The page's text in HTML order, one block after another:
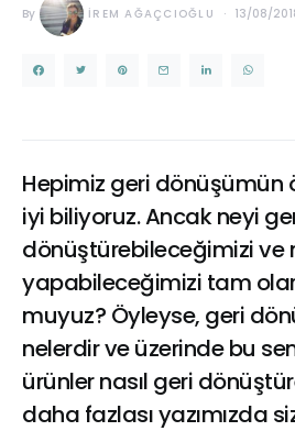
By İREM AĞAÇCIOĞLU 13/08/
Hepimiz geri dönüşümün
iyi biliyoruz. Ancak neyi
dönüştürebileceğimizi ve
yapabileceğimizi tam
muyuz? Öyleyse, geri
nelerdir ve üzerinde bu
ürünler nasıl geri
daha fazlası yazımızda